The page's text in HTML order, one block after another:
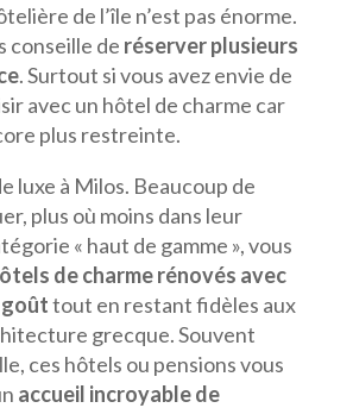
de l’île n’est pas énorme.
conseille de réserver plusieurs
. Surtout si vous avez envie de
avec un hôtel de charme car
plus restreinte.
luxe à Milos. Beaucoup de
plus où moins dans leur
« haut de gamme », vous
de charme rénovés avec
goûttout en restant fidèles aux
grecque. Souvent
ces hôtels ou pensions vous
accueil incroyable de